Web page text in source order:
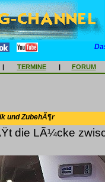
| TERMINE | FORUM
und ZubehÃ¶r
die LÃ¼cke